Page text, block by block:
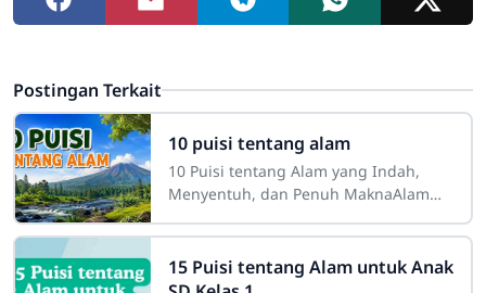
Postingan Terkait
10 puisi tentang alam
10 Puisi tentang Alam yang Indah,
Menyentuh, dan Penuh MaknaAlam
bagi manusia untuk menemukan
ketenangan,
15 Puisi tentang Alam untuk Anak